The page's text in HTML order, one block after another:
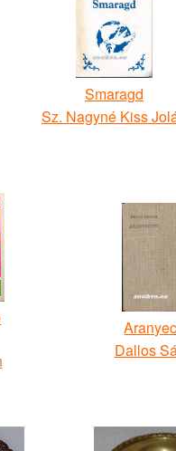
Smaragd
Sz. Nagyné Kiss
Dallos